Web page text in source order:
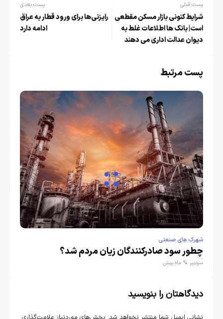
پست قبلی
شرایط کنونی بازار مسکن مقطعی
است| بانک ها اطلاعات غلط به
دیوان عدالت اداری می دهند
پست بعدی
رایزنی‌ها برای ورود قطار به عراق
ادامه دارد
پست مرتبط
شهرک های صنعتی
چطور سود صادرکنندگان زیان مردم شد؟
سردبیر 9 ماه پیش
دیدگاهتان را بنویسید